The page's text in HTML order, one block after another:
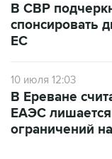
В СВР
спонсировать
ЕС
10 июля 12:03
В Ереване
ЕАЭС
ограничений